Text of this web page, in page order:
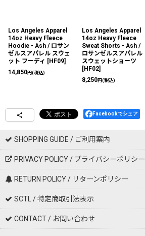
Los Angeles Apparel
14oz Heavy Fleece
Hoodie - Ash / ロサン
ゼルスアパレル スウェ
ット フーディ [HF09]
14,850円(税込)
Los Angeles Apparel
14oz Heavy Fleece
Sweat Shorts - Ash /
ロサンゼルスアパレル
スウェットショーツ
[HF02]
8,250円(税込)
Facebookでシェア
SHOPPING GUIDE / ご利用案内
PRIVACY POLICY / プライバシーポリシー
RETURN POLICY / リターンポリシー
SCTL / 特定商取引法表示
CONTACT / お問い合わせ